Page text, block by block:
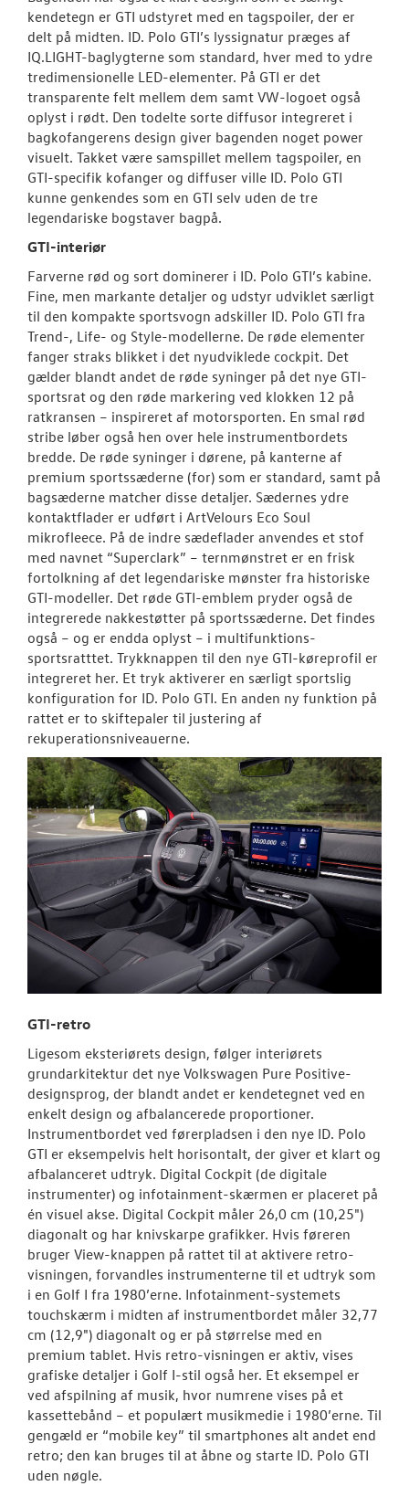
kendetegn er GTI udstyret med en tagspoiler, der er
delt på midten. ID. Polo GTI’s lyssignatur præges af
IQ.LIGHT-baglygterne som standard, hver med to ydre
tredimensionelle LED-elementer. På GTI er det
transparente felt mellem dem samt VW-logoet også
oplyst i rødt. Den todelte sorte diffusor integreret i
bagkofangerens design giver bagenden noget power
visuelt. Takket være samspillet mellem tagspoiler, en
GTI-specifik kofanger og diffuser ville ID. Polo GTI
kunne genkendes som en GTI selv uden de tre
legendariske bogstaver bagpå.
GTI-interiør
Farverne rød og sort dominerer i ID. Polo GTI’s kabine.
Fine, men markante detaljer og udstyr udviklet særligt
til den kompakte sportsvogn adskiller ID. Polo GTI fra
Trend-, Life- og Style-modellerne. De røde elementer
fanger straks blikket i det nyudviklede cockpit. Det
gælder blandt andet de røde syninger på det nye GTI-
sportsrat og den røde markering ved klokken 12 på
ratkransen – inspireret af motorsporten. En smal rød
stribe løber også hen over hele instrumentbordets
bredde. De røde syninger i dørene, på kanterne af
premium sportssæderne (for) som er standard, samt på
bagsæderne matcher disse detaljer. Sædernes ydre
kontaktflader er udført i ArtVelours Eco Soul
mikrofleece. På de indre sædeflader anvendes et stof
med navnet “Superclark” – ternmønstret er en frisk
fortolkning af det legendariske mønster fra historiske
GTI-modeller. Det røde GTI-emblem pryder også de
integrerede nakkestøtter på sportssæderne. Det findes
også – og er endda oplyst – i multifunktions-
sportsratttet. Trykknappen til den nye GTI-køreprofil er
integreret her. Et tryk aktiverer en særligt sportslig
konfiguration for ID. Polo GTI. En anden ny funktion på
rattet er to skiftepaler til justering af
rekuperationsniveauerne.
GTI-retro
Ligesom eksteriørets design, følger interiørets
grundarkitektur det nye Volkswagen Pure Positive-
designsprog, der blandt andet er kendetegnet ved en
enkelt design og afbalancerede proportioner.
Instrumentbordet ved førerpladsen i den nye ID. Polo
GTI er eksempelvis helt horisontalt, der giver et klart og
afbalanceret udtryk. Digital Cockpit (de digitale
instrumenter) og infotainment-skærmen er placeret på
én visuel akse. Digital Cockpit måler 26,0 cm (10,25")
diagonalt og har knivskarpe grafikker. Hvis føreren
bruger View-knappen på rattet til at aktivere retro-
visningen, forvandles instrumenterne til et udtryk som
i en Golf I fra 1980’erne. Infotainment-systemets
touchskærm i midten af instrumentbordet måler 32,77
cm (12,9") diagonalt og er på størrelse med en
premium tablet. Hvis retro-visningen er aktiv, vises
grafiske detaljer i Golf I-stil også her. Et eksempel er
ved afspilning af musik, hvor numrene vises på et
kassettebånd – et populært musikmedie i 1980’erne. Til
gengæld er “mobile key” til smartphones alt andet end
retro; den kan bruges til at åbne og starte ID. Polo GTI
uden nøgle.